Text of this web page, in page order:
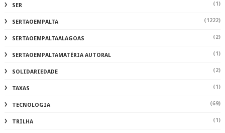
SER (1)
SERTAOEMPALTA (1222)
SERTAOEMPALTAALAGOAS (2)
SERTAOEMPALTAMATÉRIA AUTORAL (1)
SOLIDARIEDADE (2)
TAXAS (1)
TECNOLOGIA (69)
TRILHA (1)